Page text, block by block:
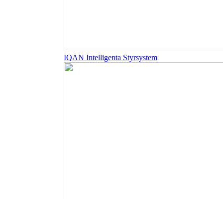
IQAN Intelligenta Styrsystem